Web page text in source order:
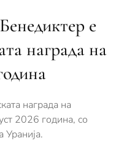
е
награда на
награда на
2026 година, со
Уранија.